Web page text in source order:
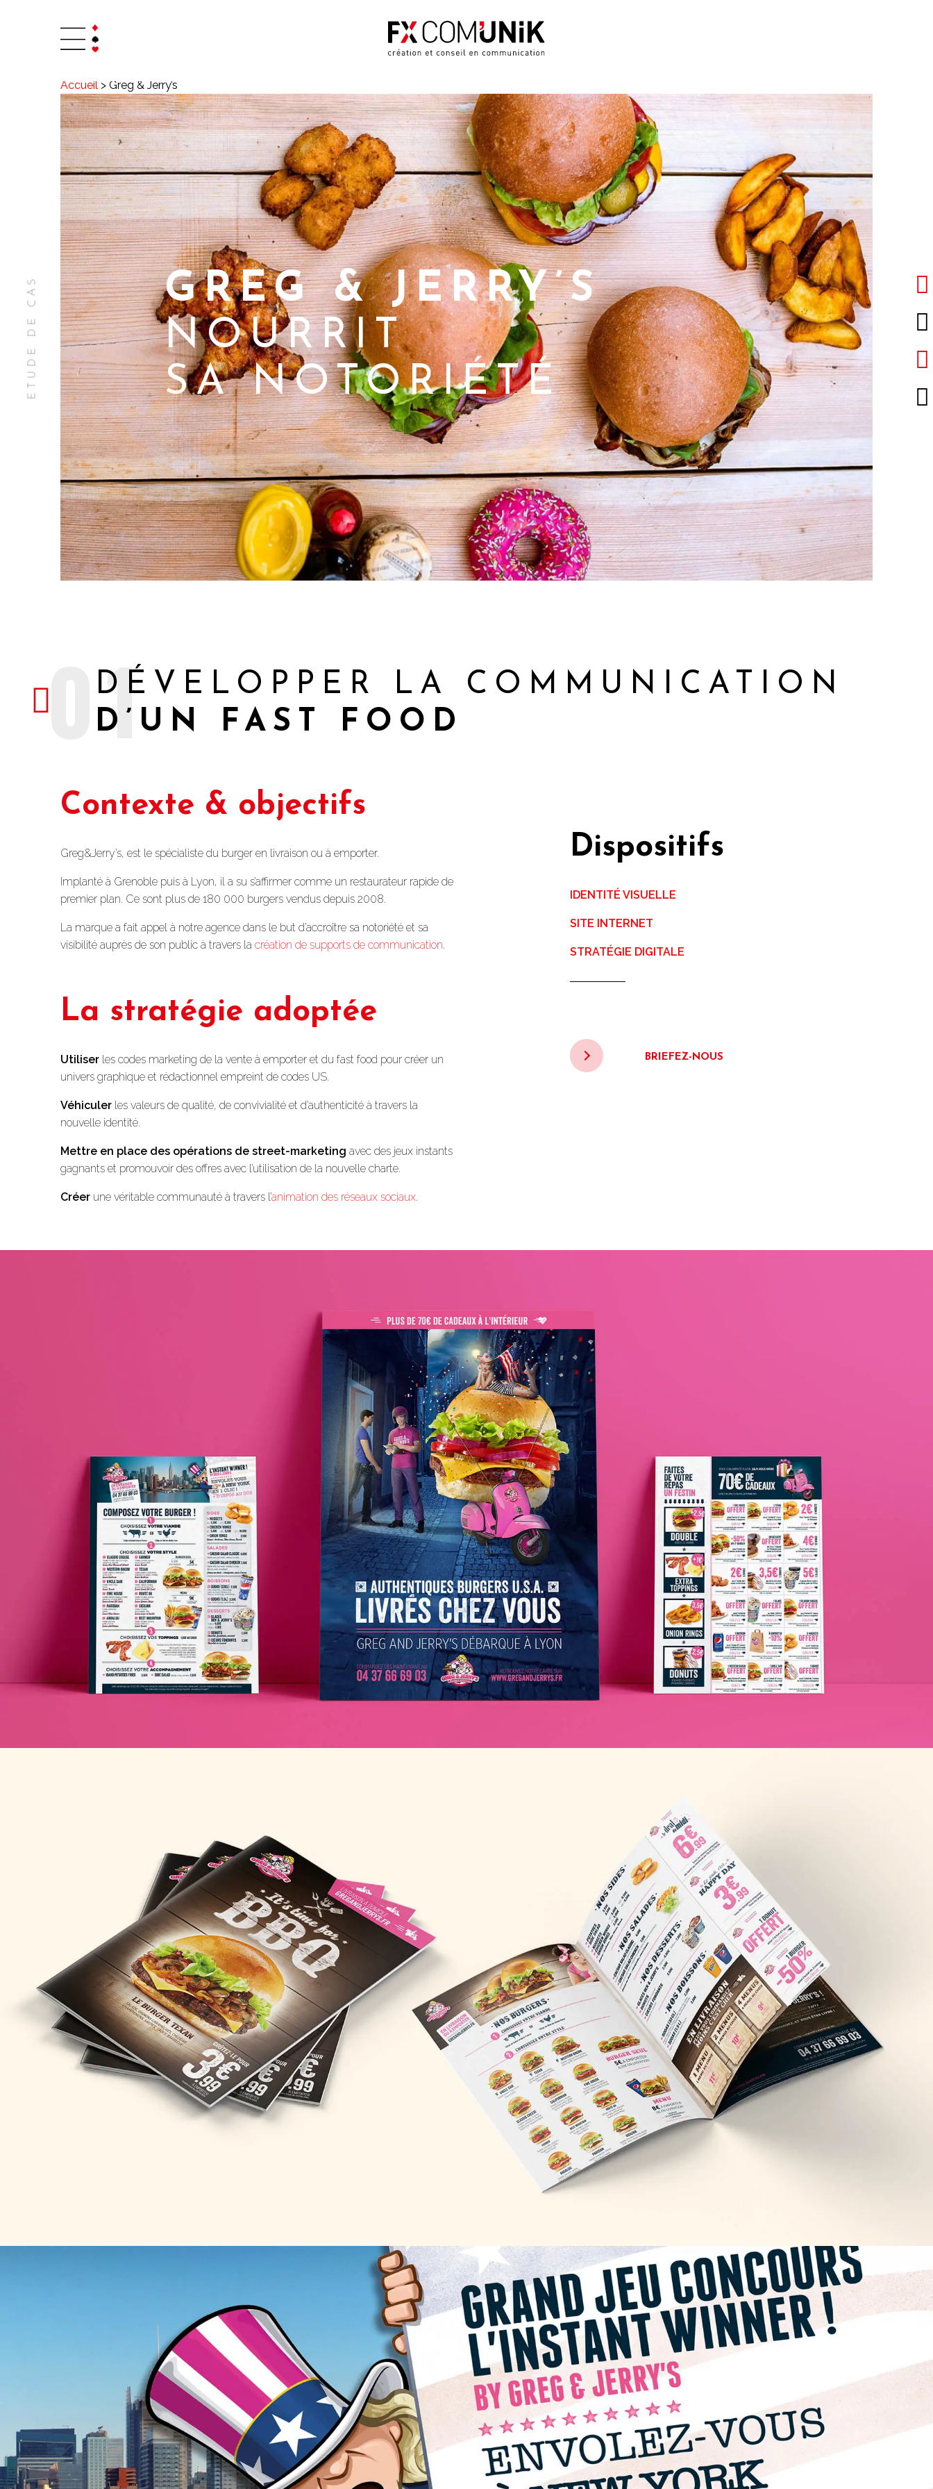
Accueil > Greg & Jerry’s
GREG & JERRY’S
NOURRIT
SA NOTORIÉTÉ
ETUDE DE CAS
01DÉVELOPPER LA COMMUNICATION
D’UN FAST FOOD
Contexte & objectifs
Greg&Jerry’s, est le spécialiste du burger en livraison ou à emporter.
Implanté à Grenoble puis à Lyon, il a su s’affirmer comme un restaurateur rapide de
premier plan. Ce sont plus de 180 000 burgers vendus depuis 2008.
La marque a fait appel à notre agence dans le but d’accroître sa notoriété et sa
visibilité auprès de son public à travers la création de supports de communication.
La stratégie adoptée
Utiliser les codes marketing de la vente à emporter et du fast food pour créer un
univers graphique et rédactionnel empreint de codes US.
Véhiculer les valeurs de qualité, de convivialité et d’authenticité à travers la
nouvelle identité.
Mettre en place des opérations de street-marketing avec des jeux instants
gagnants et promouvoir des offres avec l’utilisation de la nouvelle charte.
Créer une véritable communauté à travers l’animation des réseaux sociaux.
Dispositifs
IDENTITÉ VISUELLE
SITE INTERNET
STRATÉGIE DIGITALE
BRIEFEZ-NOUS